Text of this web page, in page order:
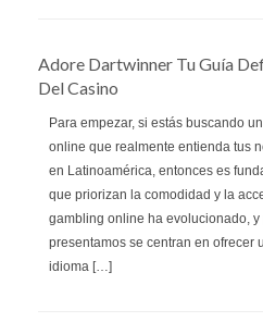
Adore Dartwinner Tu Guía
Del Casino
Para empezar, si estás buscando
online que realmente entienda tus
en Latinoamérica, entonces es
que priorizan la comodidad y la
gambling online ha evolucionado,
presentamos se centran en ofrecer
idioma […]